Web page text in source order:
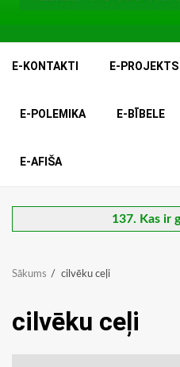
E-KONTAKTI E-PROJEKTS
E-POLEMIKA E-BĪBELE
E-AFIŠA
137. Kas ir
Sākums cilvēku ceļi
cilvēku ceļi